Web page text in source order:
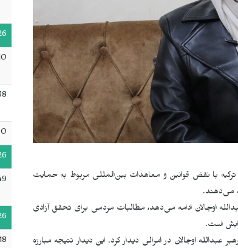
عبدالله اوجالان در ۱۵ فوریه ۱۹۹۹، مقامات ترکیه با نقض قوانین و معاهدات بین‌المللی مربوط به حمایت
می‌دهند.
اوجالان ادامه می‌دهد، مطالبات مردمی برای تحقق آزادی
است.
در ۲۸ دسامبر سال گذشته با رهبر عبدالله اوجالان در امرالی دیدار کرد. این دیدار نتیجه مبارزه